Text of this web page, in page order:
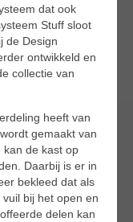
dat ook
Stuff sloot
de Design
ontwikkeld en
collectie van
heeft van
gemaakt van
kan de kast op
Daarbij is er in
bekleed dat als
bij het open en
delen kan